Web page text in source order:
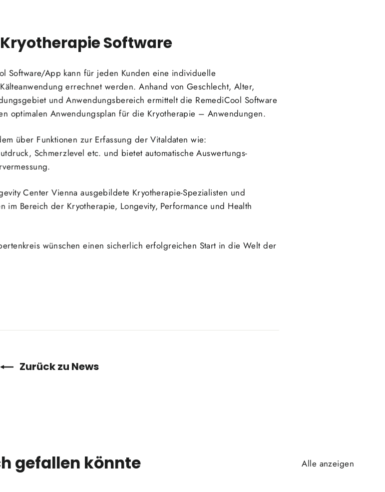
Software
Software/App kann für jeden Kunden eine individuelle
errechnet werden. Anhand von Geschlecht, Alter,
und Anwendungsbereich ermittelt die RemediCool Software
optimalen Anwendungsplan für die Kryotherapie – Anwendungen.
über Funktionen zur Erfassung der Vitaldaten wie:
Schmerzlevel etc. und bietet automatische Auswertungs-
Center Vienna ausgebildete Kryotherapie-Spezialisten und
Bereich der Kryotherapie, Longevity, Performance und Health
wünschen einen sicherlich erfolgreichen Start in die Welt der
Zurück zu News
gefallen könnte Alle anzeigen